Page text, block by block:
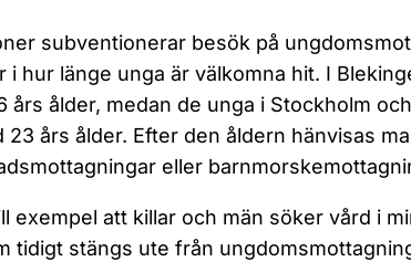
subventionerar besök på
i hur länge unga är välkomna hit. I
års ålder, medan de unga i Stockholm
23 års ålder. Efter den åldern hänvisas
eller
exempel att killar och män söker vård i
tidigt stängs ute från